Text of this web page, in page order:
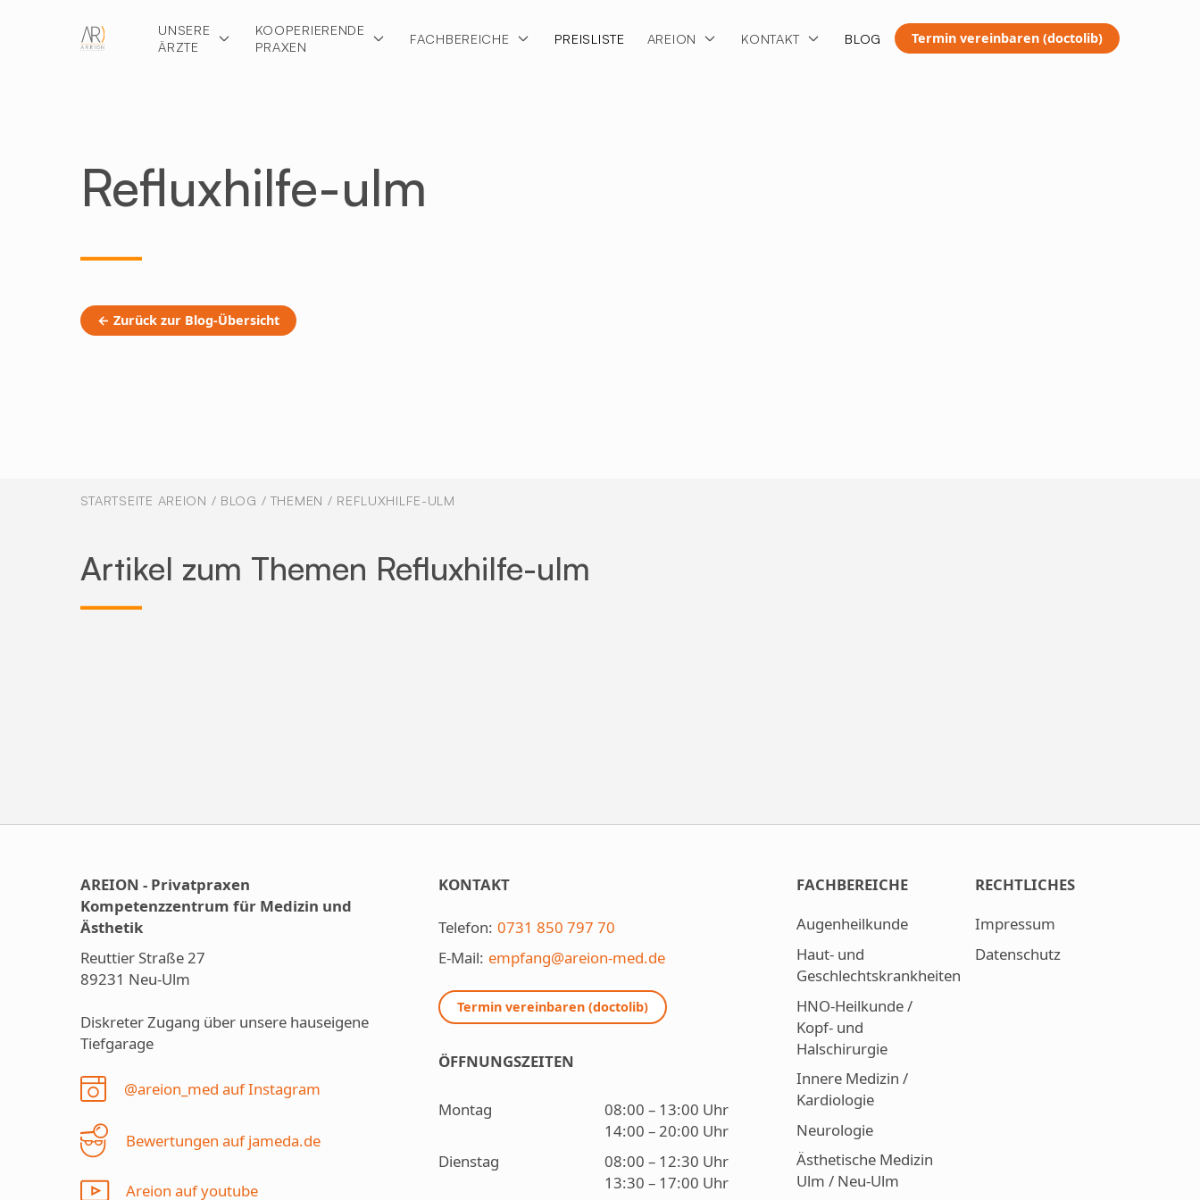
UNSERE
ÄRZTE
KOOPERIERENDE
PRAXEN
FACHBEREICHE PREISLISTE AREION KONTAKT BLOG Termin vereinbaren (doctolib)
Refluxhilfe-ulm
← Zurück zur Blog-Übersicht
STARTSEITE AREION / BLOG / THEMEN / REFLUXHILFE-ULM
Artikel zum Themen Refluxhilfe-ulm
AREION - Privatpraxen
Kompetenzzentrum für Medizin und
Ästhetik
Reuttier Straße 27
89231 Neu-Ulm
Diskreter Zugang über unsere hauseigene
Tiefgarage
@areion_med auf Instagram
Bewertungen auf jameda.de
Areion auf youtube
KONTAKT
Telefon: 0731 850 797 70
E-Mail: empfang@areion-med.de
Termin vereinbaren (doctolib)
ÖFFNUNGSZEITEN
Montag
08:00 – 13:00 Uhr
14:00 – 20:00 Uhr
Dienstag
08:00 – 12:30 Uhr
13:30 – 17:00 Uhr
FACHBEREICHE
Augenheilkunde
Haut- und
Geschlechtskrankheiten
HNO-Heilkunde /
Kopf- und
Halschirurgie
Innere Medizin /
Kardiologie
Neurologie
Ästhetische Medizin
Ulm / Neu-Ulm
RECHTLICHES
Impressum
Datenschutz